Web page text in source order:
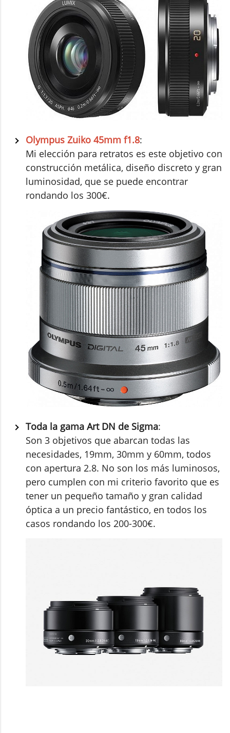
Olympus Zuiko 45mm f1.8:
Mi elección para retratos es este objetivo con
construcción metálica, diseño discreto y gran
luminosidad, que se puede encontrar
rondando los 300€.
Toda la gama Art DN de Sigma:
Son 3 objetivos que abarcan todas las
necesidades, 19mm, 30mm y 60mm, todos
con apertura 2.8. No son los más luminosos,
pero cumplen con mi criterio favorito que es
tener un pequeño tamaño y gran calidad
óptica a un precio fantástico, en todos los
casos rondando los 200-300€.